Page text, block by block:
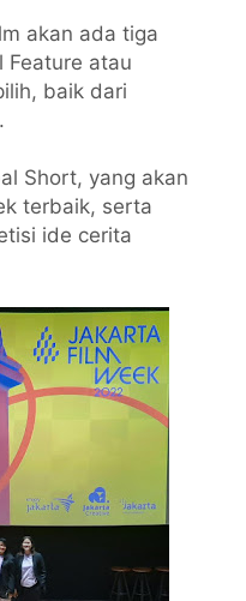
akan ada tiga
Feature atau
baik dari
Short, yang akan
terbaik, serta
ide cerita